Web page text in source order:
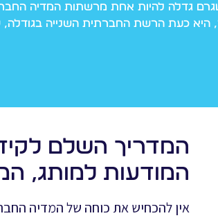
גדלה להיות אחת מרשתות המדיה
היא כעת הרשת החברתית השנייה בגודלה,
המדריך השלם
המודעות למותג,
אין להכחיש את כוחה של המדיה